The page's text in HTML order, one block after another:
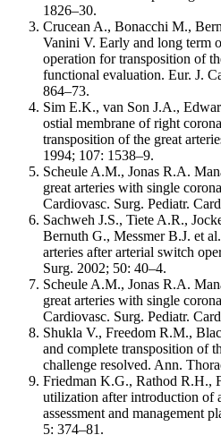
1826–30.
Crucean A., Bonacchi M.,
Vanini V. Early and long term
operation for transposition of
functional evaluation. Eur. J.
864–73.
Sim E.K., van Son J.A.,
ostial membrane of right
transposition of the great
1994; 107: 1538–9.
Scheule A.M., Jonas R.A.
great arteries with single
Cardiovasc. Surg. Pediatr.
Sachweh J.S., Tiete A.R.,
Bernuth G., Messmer B.J. et
arteries after arterial switch
Surg. 2002; 50: 40–4.
Scheule A.M., Jonas R.A.
great arteries with single
Cardiovasc. Surg. Pediatr.
Shukla V., Freedom R.M.,
and complete transposition of
challenge resolved. Ann.
Friedman K.G., Rathod R.H.,
utilization after introduction of
assessment and management
5: 374–81.